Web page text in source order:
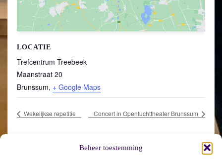
Beheer toestemming
LOCATIE
Trefcentrum Treebeek
Maanstraat 20
Brunssum, + Google Maps
Wekelijkse repetitie Concert in Openluchttheater Brunssum